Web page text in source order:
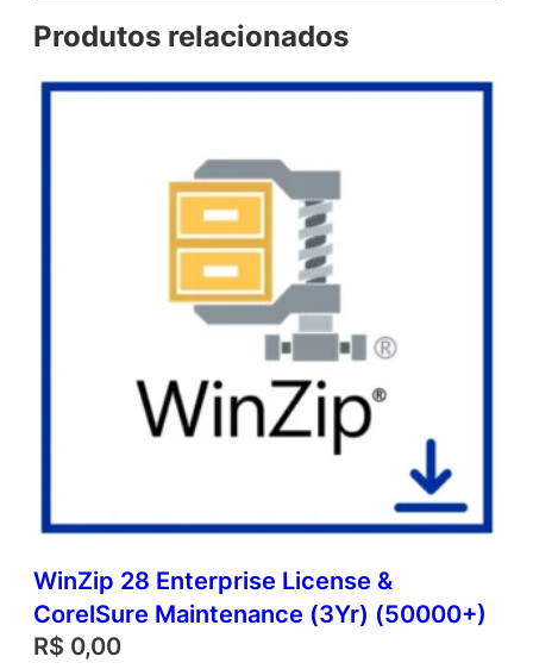
Produtos relacionados
WinZip 28 Enterprise License &
CorelSure Maintenance (3Yr) (50000+)
R$ 0,00